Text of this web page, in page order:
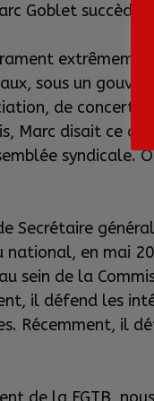
Goblet succède
sous un
de
Marc disait ce
syndicale.
Secrétaire
national, en mai
sein de la
il défend les
Récemment, il
de la FGTB,